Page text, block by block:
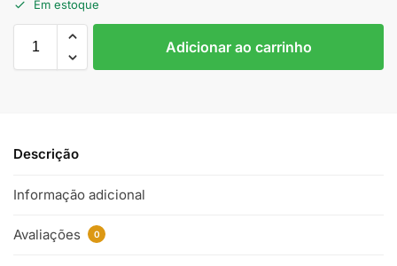
Em estoque
Adicionar ao carrinho
Descrição
Informação adicional
Avaliações 0